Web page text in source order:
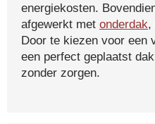
energiekosten.
afgewerkt met onderdak,
Door te kiezen voor een
een perfect geplaatst
zonder zorgen.